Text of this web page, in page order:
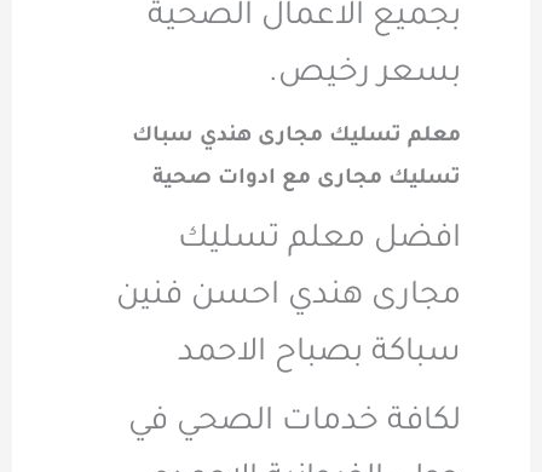
بجميع الاعمال الصحية
بسعر رخيص.
معلم تسليك مجارى هندي سباك
تسليك مجارى مع ادوات صحية
افضل معلم تسليك
مجارى هندي احسن فنين
سباكة بصباح الاحمد
لكافة خدمات الصحي في